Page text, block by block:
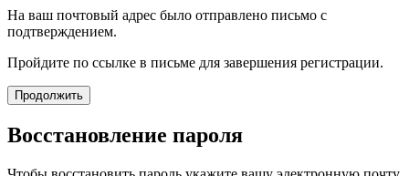
На ваш почтовый адрес было отправлено письмо с
подтверждением.
Пройдите по ссылке в письме для завершения регистрации.
Продолжить
Восстановление пароля